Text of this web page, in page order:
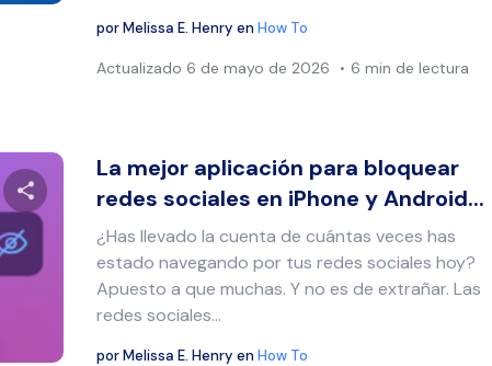
porMelissa E. Henry enHow To
Actualizado 6 de mayo de 2026 6 min de lectura
Comparte este artículo
La mejor aplicación para bloquear
redes sociales en iPhone y Android...
¿Has llevado la cuenta de cuántas veces has
estado navegando por tus redes sociales hoy?
Apuesto a que muchas. Y no es de extrañar. Las
redes sociales…
porMelissa E. Henry enHow To